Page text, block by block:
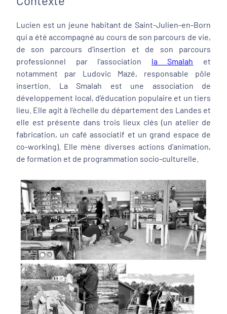
Lucien est un jeune habitant de Saint-Julien-en-Born
qui a été accompagné au cours de son parcours de vie,
de son parcours d’insertion et de son parcours
professionnel par l’association la Smalah et
notamment par Ludovic Mazé, responsable pôle
insertion. La Smalah est une association de
développement local, d’éducation populaire et un tiers
lieu. Elle agit à l’échelle du département des Landes et
elle est présente dans trois lieux clés (un atelier de
fabrication, un café associatif et un grand espace de
co-working). Elle mène diverses actions d’animation,
de formation et de programmation socio-culturelle.